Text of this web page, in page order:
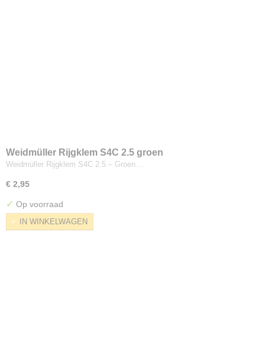
Weidmüller Rijgklem S4C 2.5 groen
Weidmüller Rijgklem S4C 2.5 – Groen…
€ 2,95
✓ Op voorraad
IN WINKELWAGEN